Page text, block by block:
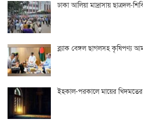
ঢাকা আলিয়া মাদ্রাসায় ছাত্রদল-
ব্ল্যাক বেঙ্গল ছাগলসহ কৃষিপণ্য
ইহকাল-পরকালে মায়ের